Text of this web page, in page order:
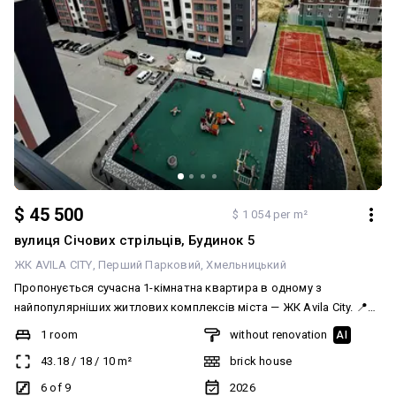
$ 45 500 $ 1 054 per m²
вулиця Січових стрільців, Будинок 5
ЖК AVILA CITY Перший Парковий Хмельницький
Пропонується сучасна 1-кімнатна квартира в одному з
найпопулярніших житлових комплексів міста — ЖК Avila City. 📍
Поверх: 6 із 10 📐 Площа: 43,18 м² 🏗 Будинок на етапі здачі —
зовсім скоро можна буде розпочинати ремонт. Квартира має
комфортне планування, що дозволяє максимально ефективно
використати простір. Сучасний житловий комплекс із закритою
1 room
43.18 / 18/ 10m²
6 of 9
without renovation AI
brick house
2026